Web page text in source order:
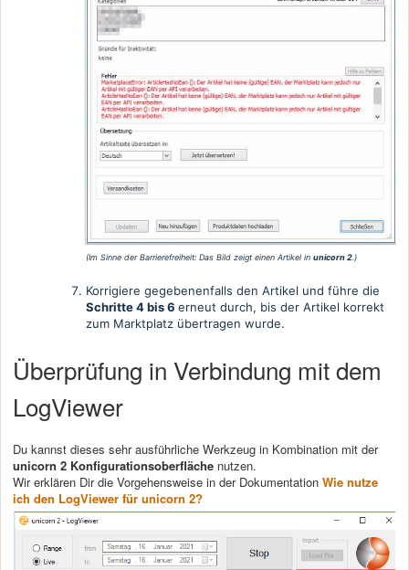
(Im Sinne der Barrierefreiheit: Das Bild zeigt einen Artikel in unicorn 2 .)
Korrigiere gegebenenfalls den Artikel und führe die
Schritte 4 bis 6 erneut durch, bis der Artikel korrekt
zum Marktplatz übertragen wurde.
Überprüfung in Verbindung mit dem
LogViewer
Du kannst dieses sehr ausführliche Werkzeug in Kombination mit der
unicorn 2 Konfigurationsoberfläche nutzen.
Wir erklären Dir die Vorgehensweise in der Dokumentation Wie nutze
ich den LogViewer für unicorn 2?